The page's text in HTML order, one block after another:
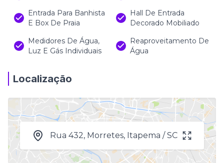
Entrada Para Banhista
E Box De Praia
Hall De Entrada
Decorado Mobiliado
Medidores De Água,
Luz E Gás Individuais
Reaproveitamento De
Água
Localização
Rua 432, Morretes, Itapema / SC